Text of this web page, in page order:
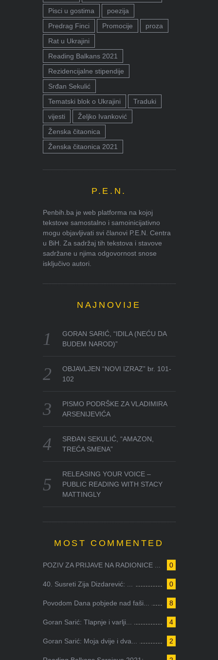
Pisci u gostima
poezija
Predrag Finci
Promocije
proza
Rat u Ukrajini
Reading Balkans 2021
Rezidencijalne stipendije
Srđan Sekulić
Tematski blok o Ukrajini
Traduki
vijesti
Željko Ivanković
Ženska čitaonica
Ženska čitaonica 2021
P.E.N.
Penbih.ba je web platforma na kojoj
tekstove samostalno i samoinicijativno
mogu objavljivati svi članovi P.E.N. Centra
u BiH. Za sadržaj tih tekstova i stavove
sadržane u njima odgovornost snose
isključivo autori.
NAJNOVIJE
GORAN SARIĆ, “IDILA (NEĆU DA
BUDEM NAROD)”
OBJAVLJEN “NOVI IZRAZ” br. 101-
102
PISMO PODRŠKE ZA VLADIMIRA
ARSENIJEVIĆA
SRĐAN SEKULIĆ, “AMAZON,
TREĆA SMENA”
RELEASING YOUR VOICE –
PUBLIC READING WITH STACY
MATTINGLY
MOST COMMENTED
0
POZIV ZA PRIJAVE NA RADIONICE ...
0
40. Susreti Zija Dizdarević: ...
8
Povodom Dana pobjede nad faši...
4
Goran Sarić: Tlapnje i varlji...
2
Goran Sarić: Moja dvije i dva...